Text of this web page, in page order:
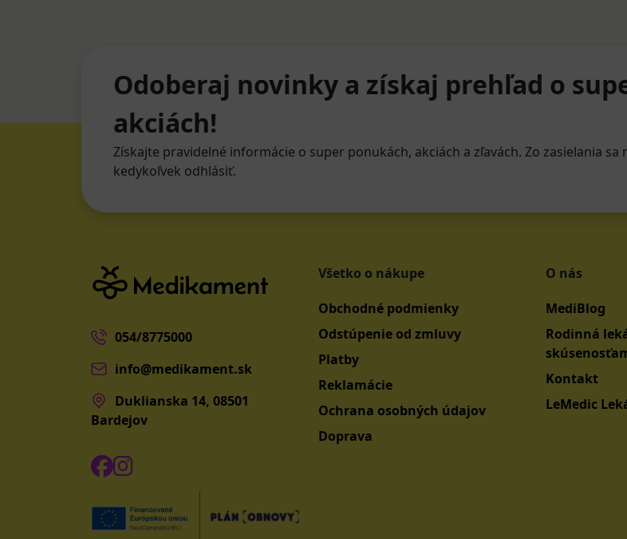
Odoberaj novinky a získaj prehľad o
akciách!
Získajte pravidelné informácie o super ponukách, akciách a zľavách. Zo zasielania sa
kedykoľvek odhlásiť.
054/8775000
info@medikament.sk
Duklianska 14, 08501
Bardejov
Všetko o nákupe
Obchodné podmienky
Odstúpenie od zmluvy
Platby
Reklamácie
Ochrana osobných údajov
Doprava
O nás
MediBlog
Rodinná
Kontakt
LeMedic